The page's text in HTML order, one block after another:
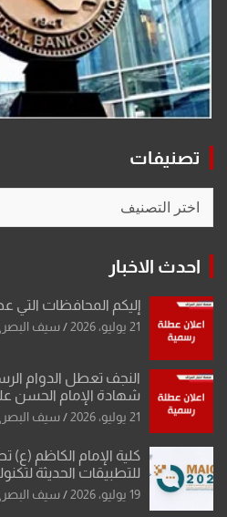
تصنيفات
احدث الاخبار
إليكم المحافظات التي
21 يوليو، 2026 سيف
النجف تعطل الدوام
شهادة الإمام الحسن
21 يوليو، 2026 سيف
كلية الإمام الكاظم (ع)
للتطبيقات الحديثة
19 يوليو، 2026 سيف